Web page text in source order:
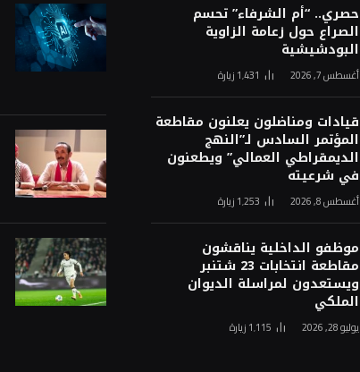
حصري.. “أم الشرفاء” تحسم
الصراع حول زعامة الزاوية
البودشيشية
أغسطس 7, 2026 1٬431 زيارة
قيادات ومناضلون يعلنون مقاطعة
المؤتمر السادس لـ”النهج
الديمقراطي العمالي” ويطعنون
في شرعيته
أغسطس 8, 2026 1٬253 زيارة
موظفو الداخلية يناقشون
مقاطعة انتخابات 23 شتنبر
ويستعدون لمراسلة الديوان
الملكي
يوليو 28, 2026 1٬115 زيارة